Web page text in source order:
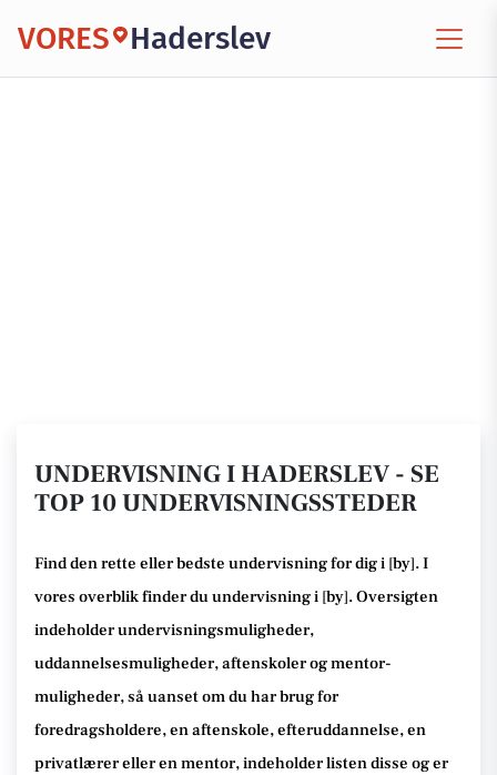
VORES Haderslev
UNDERVISNING I HADERSLEV - SE
TOP 10 UNDERVISNINGSSTEDER
Find den rette eller bedste undervisningfor dig i [by]. I
vores overblik finder du undervisning i [by].Oversigten
indeholder undervisningsmuligheder,
uddannelsesmuligheder, aftenskoler og mentor-
muligheder, så uanset om du har brug for
foredragsholdere, en aftenskole, efteruddannelse, en
privatlærer eller en mentor, indeholder listen disse og er